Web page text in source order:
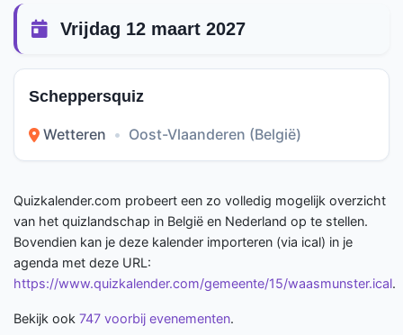
Vrijdag 12 maart 2027
Scheppersquiz
Wetteren • Oost-Vlaanderen (België)
Quizkalender.com probeert een zo volledig mogelijk overzicht
van het quizlandschap in België en Nederland op te stellen.
Bovendien kan je deze kalender importeren (via ical) in je
agenda met deze URL:
https://www.quizkalender.com/gemeente/15/waasmunster.ical.
Bekijk ook 747 voorbij evenementen.